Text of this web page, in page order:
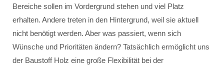
Bereiche sollen im Vordergrund stehen und viel Platz
erhalten. Andere treten in den Hintergrund, weil sie aktuell
nicht benötigt werden. Aber was passiert, wenn sich
Wünsche und Prioritäten ändern? Tatsächlich ermöglicht uns
der Baustoff Holz eine große Flexibilität bei der